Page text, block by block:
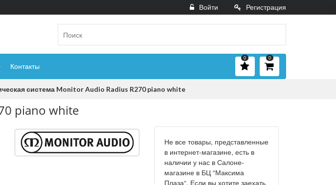
Войти Регистрация
Контакты
0
0
система Monitor Audio Radius R270 piano white
piano white
Не все товары, представленные
в интернет-магазине, есть в
наличии у нас в Салоне-
магазине в БЦ “Максима
Плаза“. Если вы хотите заехать